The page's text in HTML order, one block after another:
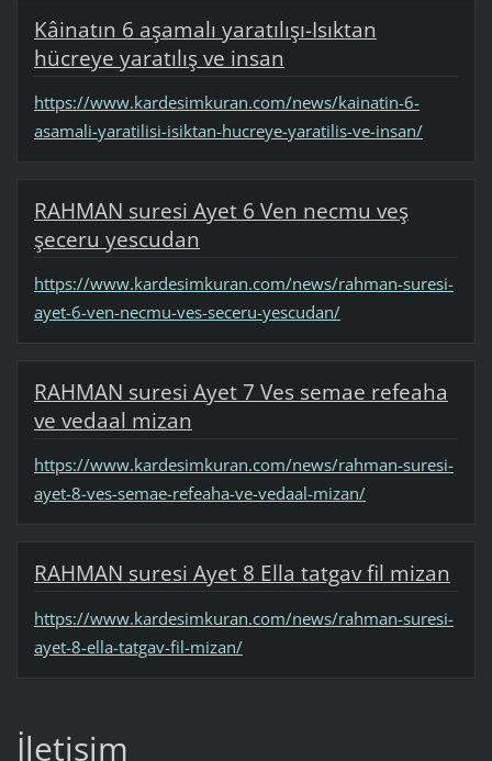
Kâinatın 6 aşamalı yaratılışı-Isıktan
hücreye yaratılış ve insan
https://www.kardesimkuran.com/news/kainatin-6-
asamali-yaratilisi-isiktan-hucreye-yaratilis-ve-insan/
RAHMAN suresi Ayet 6 Ven necmu veş
şeceru yescudan
https://www.kardesimkuran.com/news/rahman-suresi-
ayet-6-ven-necmu-ves-seceru-yescudan/
RAHMAN suresi Ayet 7 Ves semae refeaha
ve vedaal mizan
https://www.kardesimkuran.com/news/rahman-suresi-
ayet-8-ves-semae-refeaha-ve-vedaal-mizan/
RAHMAN suresi Ayet 8 Ella tatgav fil mizan
https://www.kardesimkuran.com/news/rahman-suresi-
ayet-8-ella-tatgav-fil-mizan/
İletişim